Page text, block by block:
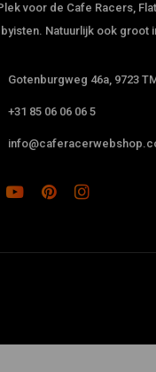
voor de Cafe Racers,
Natuurlijk ook groot
Gotenburgweg 46a, 9723
+31 85 06 06 06 5